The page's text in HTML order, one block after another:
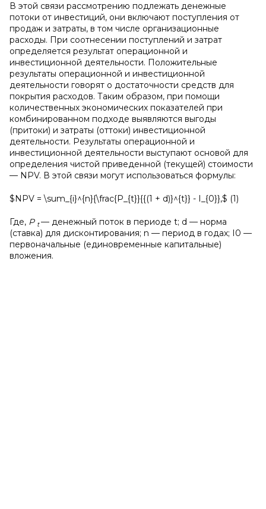
В этой связи рассмотрению подлежать денежные
потоки от инвестиций, они включают поступления от
продаж и затраты, в том числе организационные
расходы. При соотнесении поступлений и затрат
определяется результат операционной и
инвестиционной деятельности. Положительные
результаты операционной и инвестиционной
деятельности говорят о достаточности средств для
покрытия расходов. Таким образом, при помощи
количественных экономических показателей при
комбинированном подходе выявляются выгоды
(притоки) и затраты (оттоки) инвестиционной
деятельности. Результаты операционной и
инвестиционной деятельности выступают основой для
определения чистой приведенной (текущей) стоимости
— NPV. В этой связи могут использоваться формулы:
$NPV = \sum_{i}^{n}{\frac{P_{t}}{{(1 + d)}^{t}} - I_{0}},$ (1)
Где, P t— денежный поток в периоде t; d — норма
(ставка) для дисконтирования; n — период в годах; I0 —
первоначальные (единовременные капитальные)
вложения.